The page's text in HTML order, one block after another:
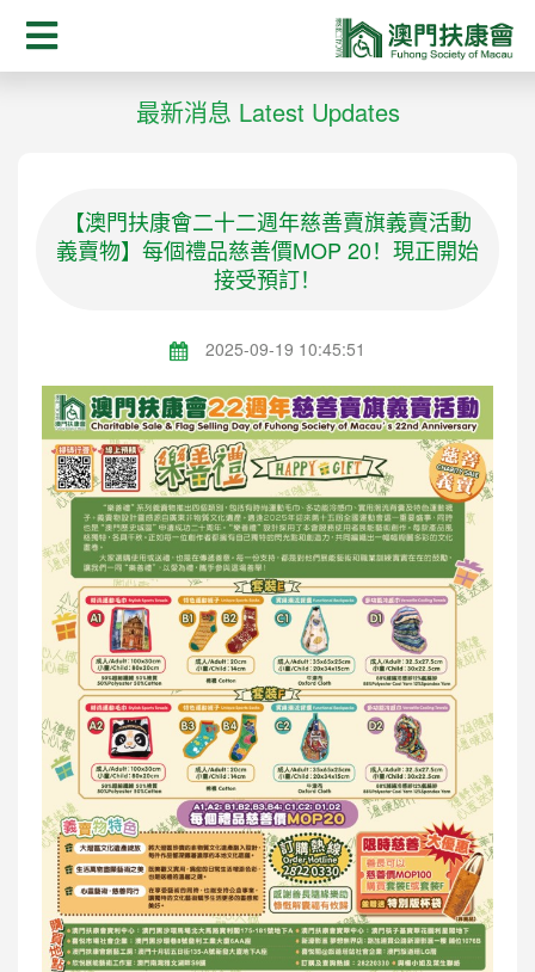
最新消息 Latest Updates
【澳門扶康會二十二週年慈善賣旗義賣活動
義賣物】每個禮品慈善價MOP 20！現正開始
接受預訂！
2025-09-19 10:45:51